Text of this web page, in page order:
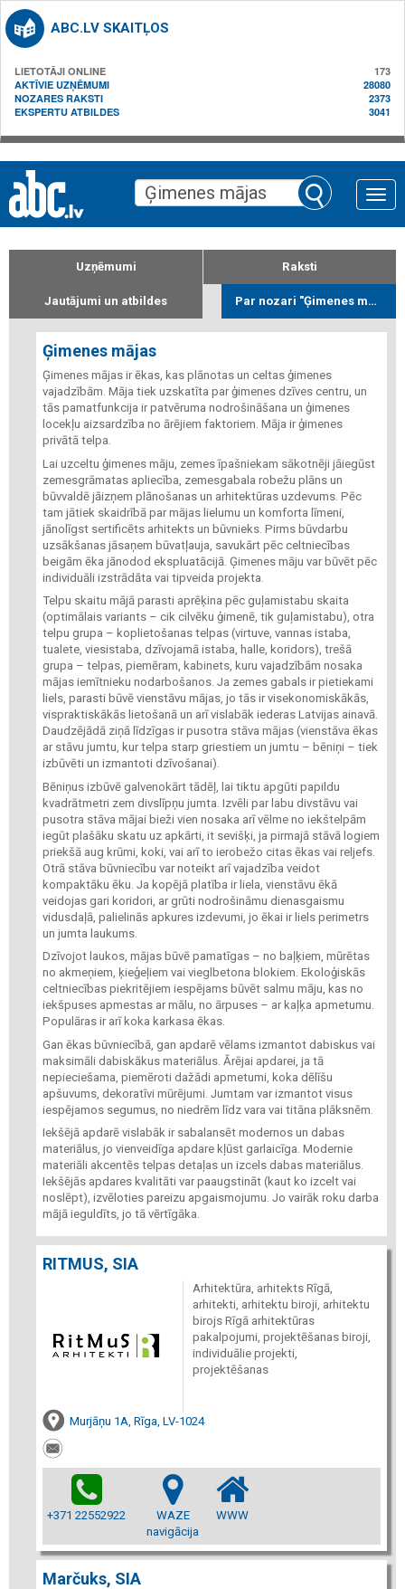
ABC.LV SKAITĻOS
LIETOTĀJI ONLINE
173
AKTĪVIE UZŅĒMUMI
28080
NOZARES RAKSTI
2373
EKSPERTU ATBILDES
3041
Toggle
Uzņēmumi Raksti
Jautājumi un atbildes Par nozari "Ģimenes mājas"
Ģimenes mājas
Ģimenes mājas ir ēkas, kas plānotas un celtas ģimenes
vajadzībām. Māja tiek uzskatīta par ģimenes dzīves centru, un
tās pamatfunkcija ir patvēruma nodrošināšana un ģimenes
locekļu aizsardzība no ārējiem faktoriem. Māja ir ģimenes
privātā telpa.
Lai uzceltu ģimenes māju, zemes īpašniekam sākotnēji jāiegūst
zemesgrāmatas apliecība, zemesgabala robežu plāns un
būvvaldē jāizņem plānošanas un arhitektūras uzdevums. Pēc
tam jātiek skaidrībā par mājas lielumu un komforta līmeni,
jānolīgst sertificēts arhitekts un būvnieks. Pirms būvdarbu
uzsākšanas jāsaņem būvatļauja, savukārt pēc celtniecības
beigām ēka jānodod ekspluatācijā. Ģimenes māju var būvēt pēc
individuāli izstrādāta vai tipveida projekta.
Telpu skaitu mājā parasti aprēķina pēc guļamistabu skaita
(optimālais variants – cik cilvēku ģimenē, tik guļamistabu), otra
telpu grupa – koplietošanas telpas (virtuve, vannas istaba,
tualete, viesistaba, dzīvojamā istaba, halle, koridors), trešā
grupa – telpas, piemēram, kabinets, kuru vajadzībām nosaka
mājas iemītnieku nodarbošanos. Ja zemes gabals ir pietiekami
liels, parasti būvē vienstāvu mājas, jo tās ir visekonomiskākās,
vispraktiskākās lietošanā un arī vislabāk iederas Latvijas ainavā.
Daudzējādā ziņā līdzīgas ir pusotra stāva mājas (vienstāva ēkas
ar stāvu jumtu, kur telpa starp griestiem un jumtu – bēniņi – tiek
izbūvēti un izmantoti dzīvošanai).
Bēniņus izbūvē galvenokārt tādēļ, lai tiktu apgūti papildu
kvadrātmetri zem divslīpņu jumta. Izvēli par labu divstāvu vai
pusotra stāva mājai bieži vien nosaka arī vēlme no iekštelpām
iegūt plašāku skatu uz apkārti, it sevišķi, ja pirmajā stāvā logiem
priekšā aug krūmi, koki, vai arī to ierobežo citas ēkas vai reljefs.
Otrā stāva būvniecību var noteikt arī vajadzība veidot
kompaktāku ēku. Ja kopējā platība ir liela, vienstāvu ēkā
veidojas gari koridori, ar grūti nodrošināmu dienasgaismu
vidusdaļā, palielinās apkures izdevumi, jo ēkai ir liels perimetrs
un jumta laukums.
Dzīvojot laukos, mājas būvē pamatīgas – no baļķiem, mūrētas
no akmeņiem, ķieģeļiem vai vieglbetona blokiem. Ekoloģiskās
celtniecības piekritējiem iespējams būvēt salmu māju, kas no
iekšpuses apmestas ar mālu, no ārpuses – ar kaļķa apmetumu.
Populāras ir arī koka karkasa ēkas.
Gan ēkas būvniecībā, gan apdarē vēlams izmantot dabiskus vai
maksimāli dabiskākus materiālus. Ārējai apdarei, ja tā
nepieciešama, piemēroti dažādi apmetumi, koka dēlīšu
apšuvums, dekoratīvi mūrējumi. Jumtam var izmantot visus
iespējamos segumus, no niedrēm līdz vara vai titāna plāksnēm.
Iekšējā apdarē vislabāk ir sabalansēt modernos un dabas
materiālus, jo vienveidīga apdare kļūst garlaicīga. Modernie
materiāli akcentēs telpas detaļas un izcels dabas materiālus.
Iekšējās apdares kvalitāti var paaugstināt (kaut ko izcelt vai
noslēpt), izvēloties pareizu apgaismojumu. Jo vairāk roku darba
mājā ieguldīts, jo tā vērtīgāka.
RITMUS, SIA
Arhitektūra, arhitekts Rīgā,
arhitekti, arhitektu biroji, arhitektu
birojs Rīgā arhitektūras
pakalpojumi, projektēšanas biroji,
individuālie projekti,
projektēšanas
Murjāņu 1A, Rīga, LV-1024
+371 22552922
WAZE
navigācija
WWW
Marčuks, SIA